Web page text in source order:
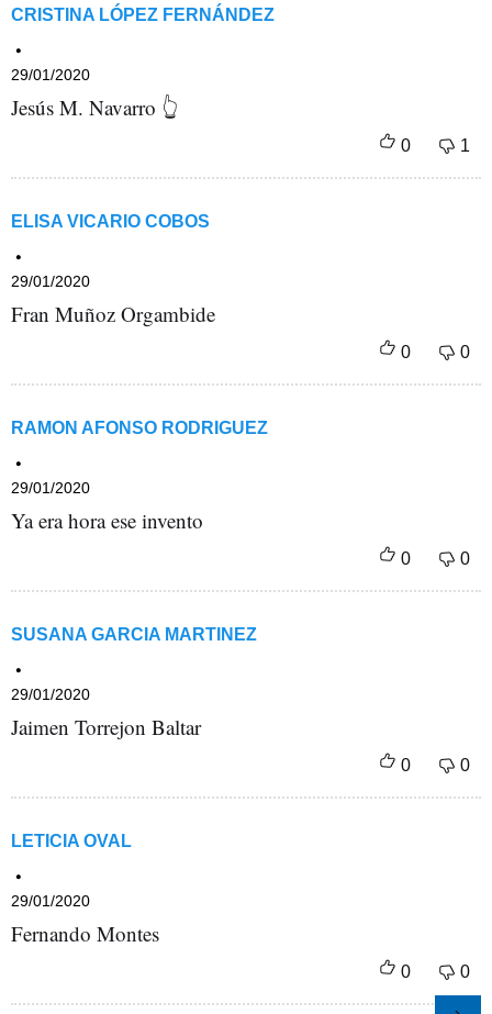
CRISTINA LÓPEZ FERNÁNDEZ
29/01/2020
Jesús M. Navarro 👆
ELISA VICARIO COBOS
29/01/2020
Fran Muñoz Orgambide
RAMON AFONSO RODRIGUEZ
29/01/2020
Ya era hora ese invento
SUSANA GARCIA MARTINEZ
29/01/2020
Jaimen Torrejon Baltar
LETICIA OVAL
29/01/2020
Fernando Montes